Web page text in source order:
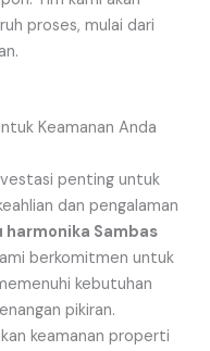
proses, mulai dari
Keamanan Anda
penting untuk
dan pengalaman
harmonika Sambas
berkomitmen untuk
kebutuhan
pikiran.
keamanan properti